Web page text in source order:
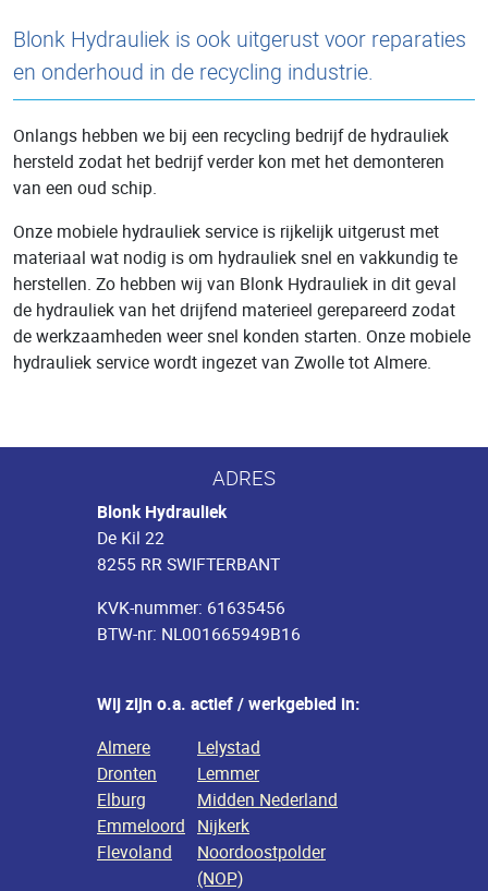
Blonk Hydrauliek is ook uitgerust voor reparaties
en onderhoud in de recycling industrie.
Onlangs hebben we bij een recycling bedrijf de hydrauliek
hersteld zodat het bedrijf verder kon met het demonteren
van een oud schip.
Onze mobiele hydrauliek service is rijkelijk uitgerust met
materiaal wat nodig is om hydrauliek snel en vakkundig te
herstellen. Zo hebben wij van Blonk Hydrauliek in dit geval
de hydrauliek van het drijfend materieel gerepareerd zodat
de werkzaamheden weer snel konden starten. Onze mobiele
hydrauliek service wordt ingezet van Zwolle tot Almere.
ADRES
Blonk Hydrauliek
De Kil 22
8255 RR SWIFTERBANT
KVK-nummer: 61635456
BTW-nr: NL001665949B16
Wij zijn o.a. actief / werkgebied in:
Almere
Lelystad
Dronten
Lemmer
Elburg
Midden Nederland
Emmeloord Nijkerk
Flevoland
Noordoostpolder
(NOP)